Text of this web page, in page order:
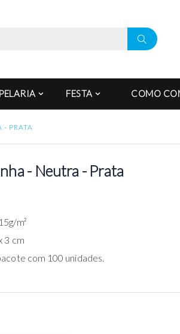
FESTA COMO
PRATA
- Neutra - Prata
m²
3 cm
com 100 unidades.